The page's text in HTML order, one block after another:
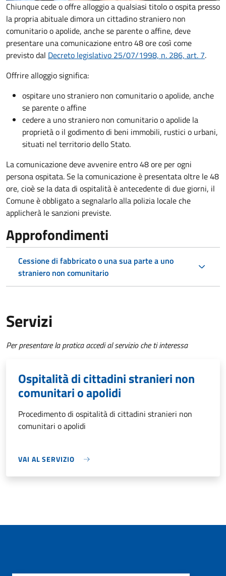
Chiunque cede o offre alloggio a qualsiasi titolo o ospita presso
la propria abituale dimora un cittadino straniero non
comunitario o apolide, anche se parente o affine, deve
presentare una comunicazione entro 48 ore così come
previsto dal Decreto legislativo 25/07/1998, n. 286, art. 7.
Offrire alloggio significa:
ospitare uno straniero non comunitario o apolide, anche
se parente o affine
cedere a uno straniero non comunitario o apolide la
proprietà o il godimento di beni immobili, rustici o urbani,
situati nel territorio dello Stato.
La comunicazione deve avvenire entro 48 ore per ogni
persona ospitata. Se la comunicazione è presentata oltre le 48
ore, cioè se la data di ospitalità è antecedente di due giorni, il
Comune è obbligato a segnalarlo alla polizia locale che
applicherà le sanzioni previste.
Approfondimenti
Cessione di fabbricato o una sua parte a uno
straniero non comunitario
Servizi
Per presentare la pratica accedi al servizio che ti interessa
Ospitalità di cittadini stranieri non
comunitari o apolidi
Procedimento di ospitalità di cittadini stranieri non
comunitari o apolidi
VAI AL SERVIZIO